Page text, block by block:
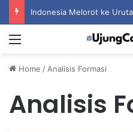
Home / Analisis Formasi
Analisis